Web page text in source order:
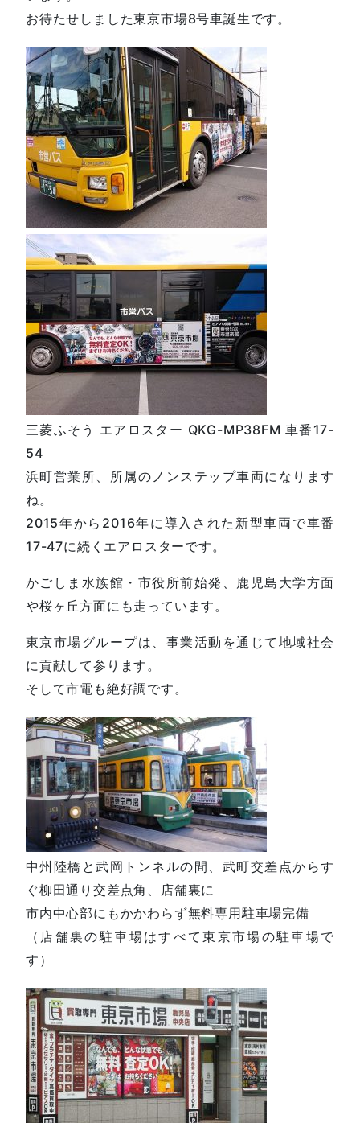
お待たせしました東京市場8号車誕生です。
三菱ふそう エアロスター QKG-MP38FM 車番17-
54
浜町営業所、所属のノンステップ車両になります
ね。
2015年から2016年に導入された新型車両で車番
17-47に続くエアロスターです。
かごしま水族館・市役所前始発、鹿児島大学方面
や桜ヶ丘方面にも走っています。
東京市場グループは、事業活動を通じて地域社会
に貢献して参ります。
そして市電も絶好調です。
中州陸橋と武岡トンネルの間、武町交差点からす
ぐ柳田通り交差点角、店舗裏に
市内中心部にもかかわらず無料専用駐車場完備
（店舗裏の駐車場はすべて東京市場の駐車場で
す）